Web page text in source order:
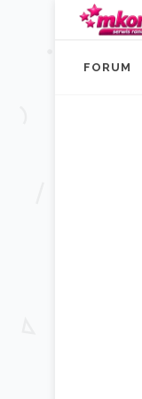
Przejdź do treści
FORUM